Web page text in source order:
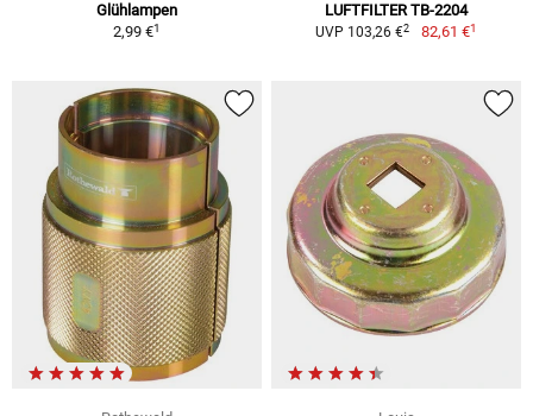
Glühlampen
2,99 €1
LUFTFILTER TB-2204
UVP 103,26 €2 82,61 €1